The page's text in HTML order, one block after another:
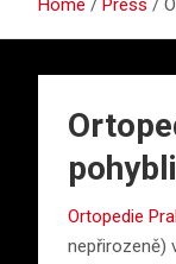
Home Press
Ortopedie
nepřirozeně)